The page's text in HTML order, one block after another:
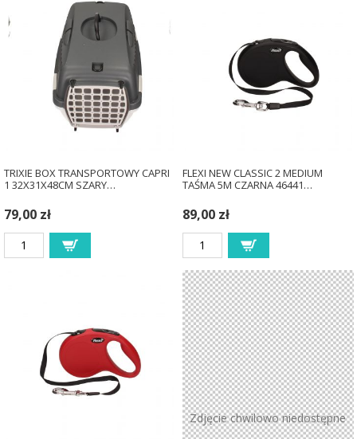
TRIXIE BOX TRANSPORTOWY CAPRI
1 32X31X48CM SZARY…
79,00 zł
FLEXI NEW CLASSIC 2 MEDIUM
TAŚMA 5M CZARNA 46441…
89,00 zł
Zdjęcie chwilowo niedostępne